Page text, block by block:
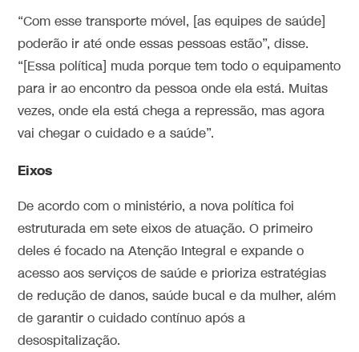
“Com esse transporte móvel, [as equipes de saúde]
poderão ir até onde essas pessoas estão”, disse.
“[Essa política] muda porque tem todo o equipamento
para ir ao encontro da pessoa onde ela está. Muitas
vezes, onde ela está chega a repressão, mas agora
vai chegar o cuidado e a saúde”.
Eixos
De acordo com o ministério, a nova política foi
estruturada em sete eixos de atuação. O primeiro
deles é focado na Atenção Integral e expande o
acesso aos serviços de saúde e prioriza estratégias
de redução de danos, saúde bucal e da mulher, além
de garantir o cuidado contínuo após a
desospitalização.